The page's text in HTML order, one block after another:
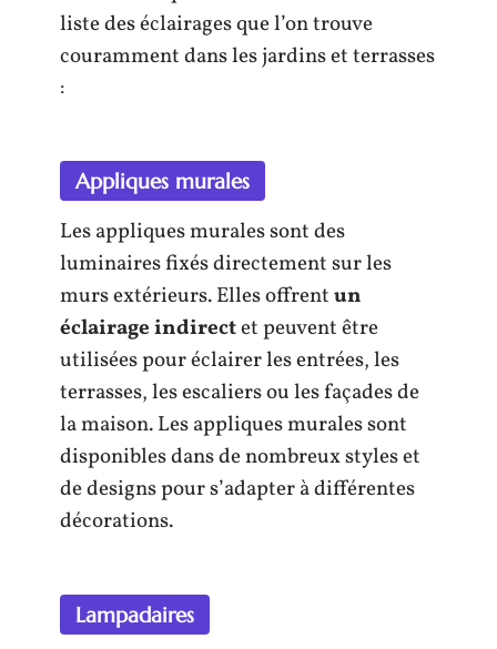
liste des éclairages que l’on trouve
couramment dans les jardins et terrasses
:
Appliques murales
Les appliques murales sont des
luminaires fixés directement sur les
murs extérieurs. Elles offrentun
éclairage indirectet peuvent être
utilisées pour éclairer les entrées, les
terrasses, les escaliers ou les façades de
la maison. Les appliques murales sont
disponibles dans de nombreux styles et
de designs pour s’adapter à différentes
décorations.
Lampadaires